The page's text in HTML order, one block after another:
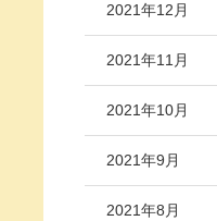
2021年12月
2021年11月
2021年10月
2021年9月
2021年8月